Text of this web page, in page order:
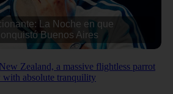
La Noche en que
Buenos Aires